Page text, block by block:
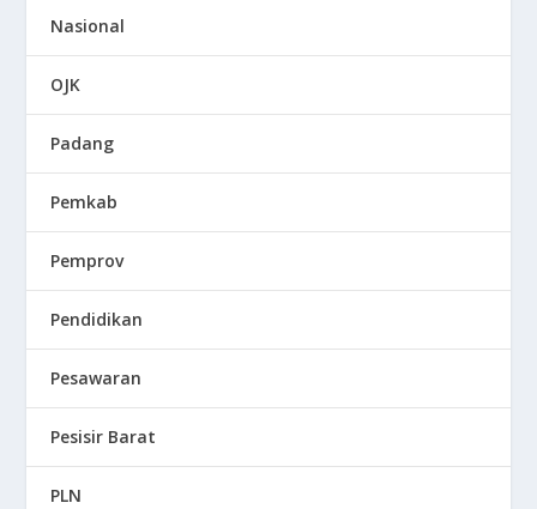
Nasional
OJK
Padang
Pemkab
Pemprov
Pendidikan
Pesawaran
Pesisir Barat
PLN